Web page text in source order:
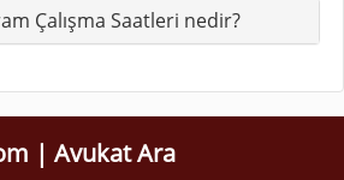
Çalışma Saatleri nedir?
| Avukat Ara